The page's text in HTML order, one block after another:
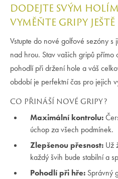
DODEJTE SVÝM
VYMĚŇTE GRIPY
Vstupte do nové golfové sezóny s
nad hrou. Stav vašich gripů přímo
pohodlí při držení hole a váš
období je perfektní čas pro jejich
CO PŘINÁŠÍ NOVÉ GRIPY?
Maximální kontrolu:
úchop za všech podmínek.
Zlepšenou přesnost: Už
každý švih bude stabilní a
Pohodlí při hře: Správný